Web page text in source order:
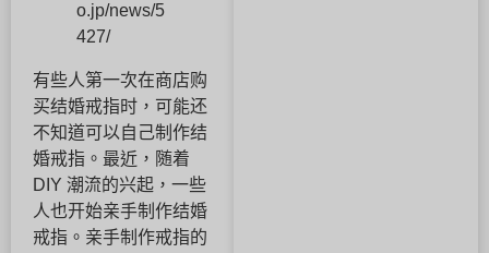
o.jp/news/5
427/
有些人第一次在商店购
买结婚戒指时，可能还
不知道可以自己制作结
婚戒指。最近，随着
DIY 潮流的兴起，一些
人也开始亲手制作结婚
戒指。亲手制作戒指的